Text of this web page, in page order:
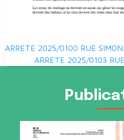
Navigation
de
ARRETE 2025/0100 RUE
ARRETE 2025/0103